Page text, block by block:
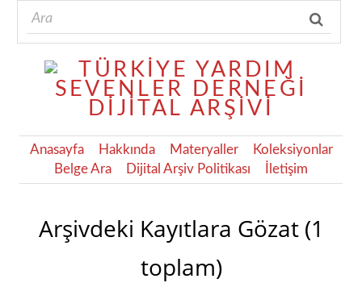
Anasayfa Hakkında Materyaller
Koleksiyonlar
Belge Ara
Dijital Arşiv Politikası İletişim
Arşivdeki Kayıtlara Gözat (1
toplam)